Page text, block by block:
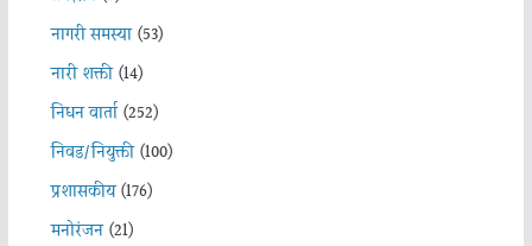
नागरी समस्या(53)
नारी शक्ती(14)
निधन वार्ता(252)
निवड/नियुक्ती(100)
प्रशासकीय(176)
मनोरंजन(21)